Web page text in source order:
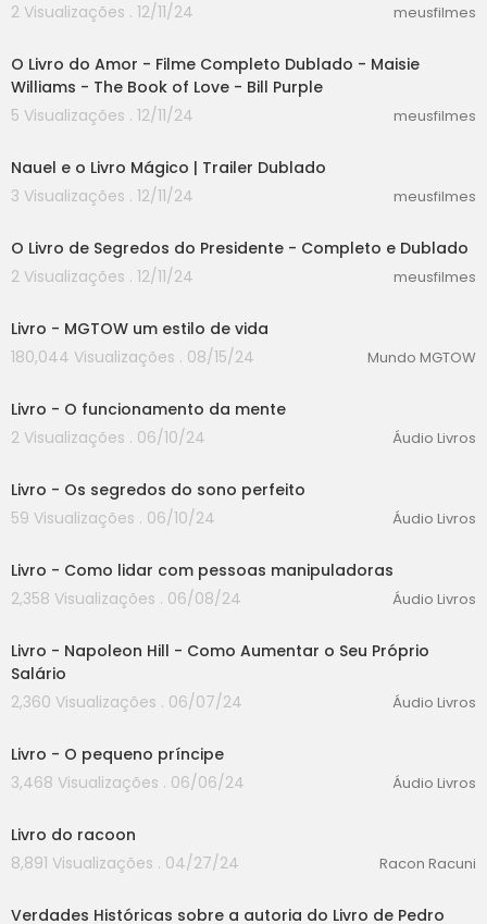
2 Visualizações . 12/11/24
meusfilmes
O Livro do Amor - Filme Completo Dublado - Maisie
Williams - The Book of Love - Bill Purple
5 Visualizações . 12/11/24
meusfilmes
Nauel e o Livro Mágico | Trailer Dublado
3 Visualizações . 12/11/24
meusfilmes
O Livro de Segredos do Presidente - Completo e Dublado
2 Visualizações . 12/11/24
meusfilmes
Livro - MGTOW um estilo de vida
180,044 Visualizações . 08/15/24
Mundo MGTOW
Livro - O funcionamento da mente
2 Visualizações . 06/10/24
Áudio Livros
Livro - Os segredos do sono perfeito
59 Visualizações . 06/10/24
Áudio Livros
Livro - Como lidar com pessoas manipuladoras
2,358 Visualizações . 06/08/24
Áudio Livros
Livro - Napoleon Hill - Como Aumentar o Seu Próprio
Salário
2,360 Visualizações . 06/07/24
Áudio Livros
Livro - O pequeno príncipe
3,468 Visualizações . 06/06/24
Áudio Livros
Livro do racoon
8,891 Visualizações . 04/27/24
Racon Racuni
Verdades Históricas sobre a autoria do Livro de Pedro